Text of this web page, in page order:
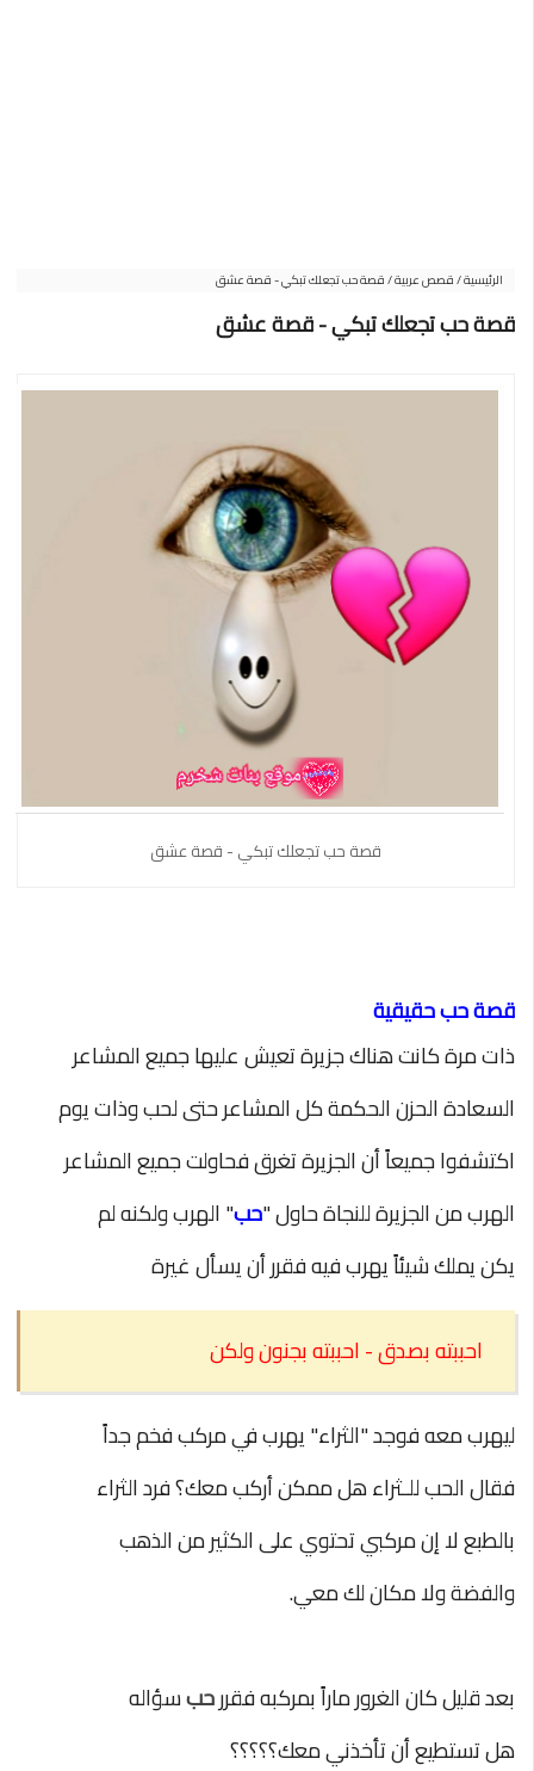
الرئيسية/قصص عربية/قصة حب تجعلك تبكي - قصة عشق
قصة حب تجعلك تبكي - قصة عشق
قصة حب تجعلك تبكي - قصة عشق
قصة حب حقيقية
ذات مرة كانت هناك جزيرة تعيش عليها جميع المشاعر
السعادة الحزن الحكمة كل المشاعرحتى لحب وذات يوم
اكتشفوا جميعاً أن الجزيرة تغرق فحاولت جميع المشاعر
الهرب منالجزيرة للنجاة حاول "حب" الهرب ولكنه لم
يكن يملك شيئاً يهرب فيه فقرر أن يسأل غيرة
احببته بصدق - احببته بجنون ولكن
ليهرب معه فوجد "الثراء" يهرب في مركب فخم جداً
فقال الحب للـثراء هل ممكنأركب معك؟ فرد الثراء
بالطبع لا إن مركبي تحتوي على الكثير من الذهب
والفضةولا مكان لك معي.
بعد قليل كان الغرور ماراً بمركبه فقررحبسؤاله
هل تستطيع أن تأخذني معك؟؟؟؟؟